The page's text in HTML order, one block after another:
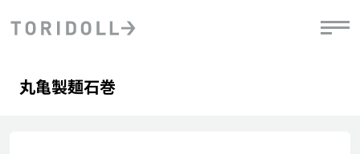
丸亀製麺石巻